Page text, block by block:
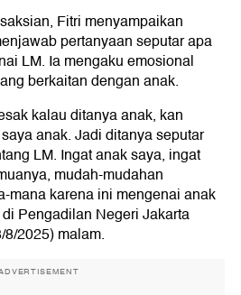
Fitri menyampaikan
pertanyaan seputar apa
LM. Ia mengaku emosional
berkaitan dengan anak.
kalau ditanya anak, kan
anak. Jadi ditanya seputar
LM. Ingat anak saya, ingat
mudah-mudahan
mana karena ini mengenai anak
Pengadilan Negeri Jakarta
2025) malam.